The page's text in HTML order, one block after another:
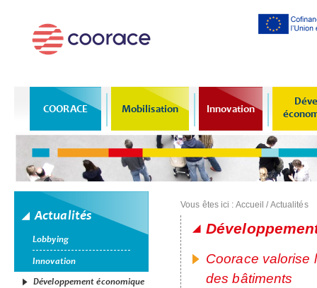
COORACE Mobilisation Innovation
Actualités
Lobbying
Innovation
Développement économique
Vous êtes ici : Accueil /Actualités
Coorace valorise
des bâtiments
Pages